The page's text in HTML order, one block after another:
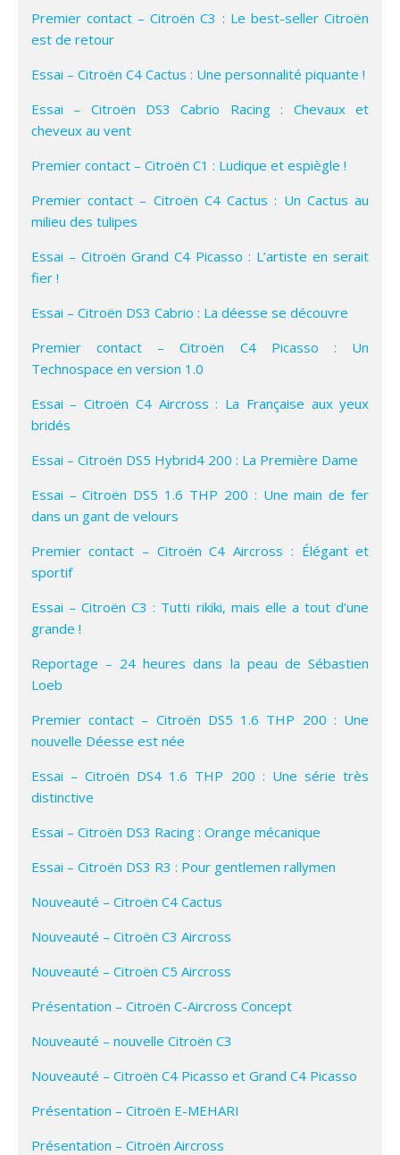
Premier contact – Citroën C3 : Le best-seller Citroën
est de retour
Essai – Citroën C4 Cactus : Une personnalité piquante !
Essai – Citroën DS3 Cabrio Racing : Chevaux et
cheveux au vent
Premier contact – Citroën C1 : Ludique et espiègle !
Premier contact – Citroën C4 Cactus : Un Cactus au
milieu des tulipes
Essai – Citroën Grand C4 Picasso : L’artiste en serait
fier !
Essai – Citroën DS3 Cabrio : La déesse se découvre
Premier contact – Citroën C4 Picasso : Un
Technospace en version 1.0
Essai – Citroën C4 Aircross : La Française aux yeux
bridés
Essai – Citroën DS5 Hybrid4 200 : La Première Dame
Essai – Citroën DS5 1.6 THP 200 : Une main de fer
dans un gant de velours
Premier contact – Citroën C4 Aircross : Élégant et
sportif
Essai – Citroën C3 : Tutti rikiki, mais elle a tout d’une
grande !
Reportage – 24 heures dans la peau de Sébastien
Loeb
Premier contact – Citroën DS5 1.6 THP 200 : Une
nouvelle Déesse est née
Essai – Citroën DS4 1.6 THP 200 : Une série très
distinctive
Essai – Citroën DS3 Racing : Orange mécanique
Essai – Citroën DS3 R3 : Pour gentlemen rallymen
Nouveauté – Citroën C4 Cactus
Nouveauté – Citroën C3 Aircross
Nouveauté – Citroën C5 Aircross
Présentation – Citroën C-Aircross Concept
Nouveauté – nouvelle Citroën C3
Nouveauté – Citroën C4 Picasso et Grand C4 Picasso
Présentation – Citroën E-MEHARI
Présentation – Citroën Aircross